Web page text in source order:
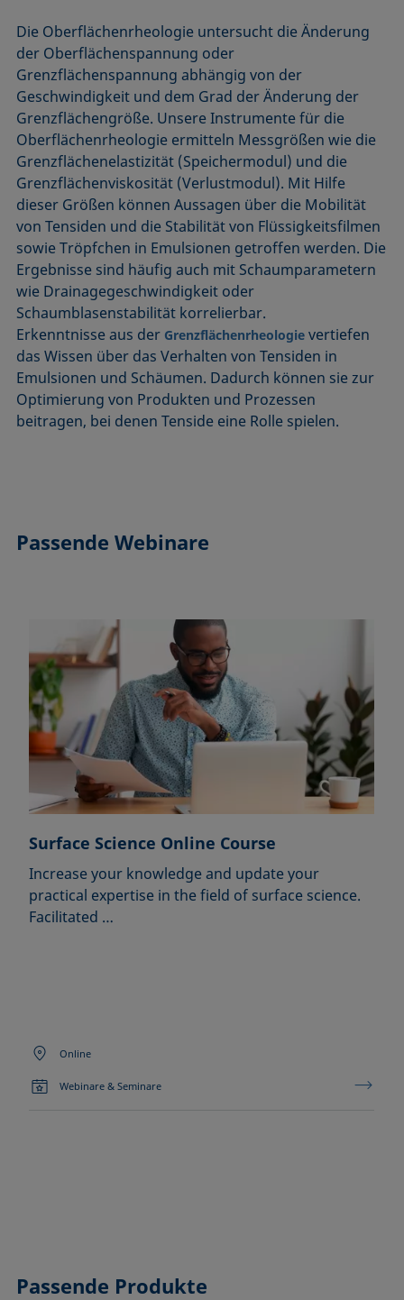
Die Oberflächenrheologie untersucht die Änderung
der Oberflächenspannung oder
Grenzflächenspannung abhängig von der
Geschwindigkeit und dem Grad der Änderung der
Grenzflächengröße. Unsere Instrumente für die
Oberflächenrheologie ermitteln Messgrößen wie die
Grenzflächenelastizität (Speichermodul) und die
Grenzflächenviskosität (Verlustmodul). Mit Hilfe
dieser Größen können Aussagen über die Mobilität
von Tensiden und die Stabilität von Flüssigkeitsfilmen
sowie Tröpfchen in Emulsionen getroffen werden. Die
Ergebnisse sind häufig auch mit Schaumparametern
wie Drainagegeschwindigkeit oder
Schaumblasenstabilität korrelierbar.
Erkenntnisse aus der Grenzflächenrheologie vertiefen
das Wissen über das Verhalten von Tensiden in
Emulsionen und Schäumen. Dadurch können sie zur
Optimierung von Produkten und Prozessen
beitragen, bei denen Tenside eine Rolle spielen.
Passende Webinare
Surface Science Online Course
Increase your knowledge and update your
practical expertise in the field of surface science.
Facilitated …
Online
Webinare & Seminare
Passende Produkte